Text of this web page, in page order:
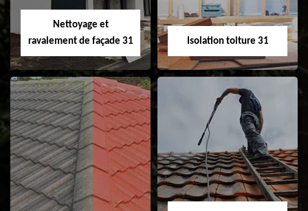
Velux 31
Nettoyage et
ravalement de façade 31
Nettoyage et
ravalement de
façade 31
Isolation toiture 31
Isolation toiture 31